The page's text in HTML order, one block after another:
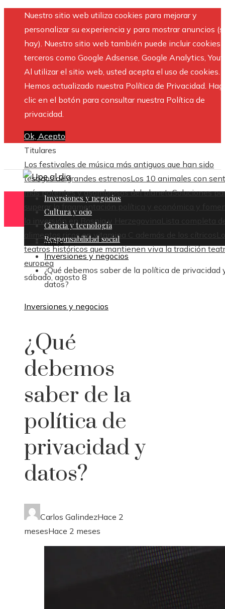
Nuestro sitio web utiliza cookies para mejorar y
personalizar su experiencia y para mostrar anuncios
hay). Nuestro sitio web también puede incluir cookies
terceros como Google Adsense, Google Analytics,
Al utilizar el sitio web, usted acepta el uso de cookies.
Hemos actualizado nuestra Política de Privacidad.
clic en el botón para consultar nuestra Política de
privacidad.
Ok, Acepto
Titulares
Los festivales de música más antiguos que han sido
testigos de grandes estrenosLos 10 animales con
más potentes y asombrosos del planetaSoluciones
superar la fragmentación política y económica y
la inversión en Bosnia y Herzegovina
Lista completa
alimentos ricos en vitamina C además de los cítricos
teatros históricos que mantienen viva la tradición
europea
sábado, agosto 8
Inversiones y negocios
Cultura y ocio
Ciencia y tecnología
Responsabilidad social
Inicio
Inversiones y negocios
¿Qué debemos saber de la política de privacidad
datos?
Inversiones y negocios
¿Qué
debemos
saber de la
política de
privacidad y
datos?
Carlos GalindezHace 2
mesesHace 2 meses